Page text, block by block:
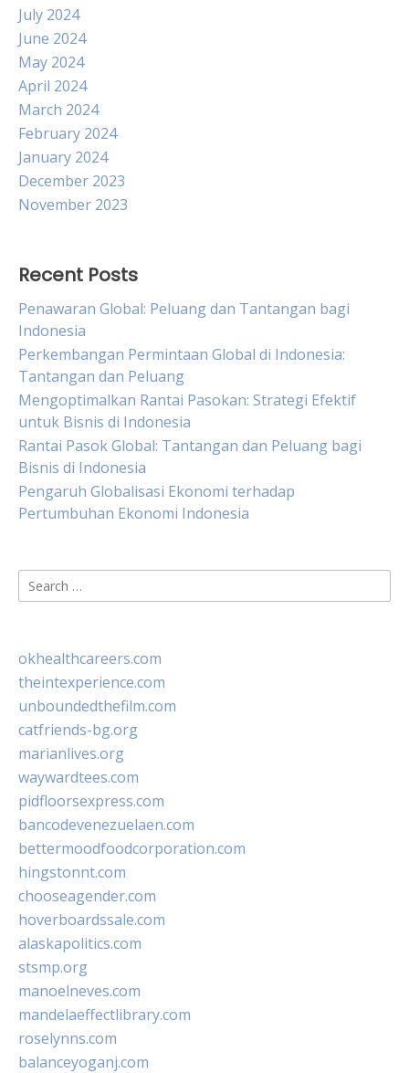
July 2024
June 2024
May 2024
April 2024
March 2024
February 2024
January 2024
December 2023
November 2023
Recent Posts
Penawaran Global: Peluang dan Tantangan bagi
Indonesia
Perkembangan Permintaan Global di Indonesia:
Tantangan dan Peluang
Mengoptimalkan Rantai Pasokan: Strategi Efektif
untuk Bisnis di Indonesia
Rantai Pasok Global: Tantangan dan Peluang bagi
Bisnis di Indonesia
Pengaruh Globalisasi Ekonomi terhadap
Pertumbuhan Ekonomi Indonesia
Search
for:
okhealthcareers.com
theintexperience.com
unboundedthefilm.com
catfriends-bg.org
marianlives.org
waywardtees.com
pidfloorsexpress.com
bancodevenezuelaen.com
bettermoodfoodcorporation.com
hingstonnt.com
chooseagender.com
hoverboardssale.com
alaskapolitics.com
stsmp.org
manoelneves.com
mandelaeffectlibrary.com
roselynns.com
balanceyoganj.com